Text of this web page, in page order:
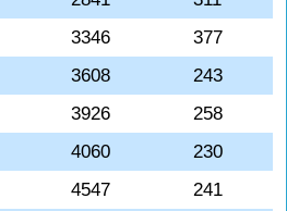
3346
377
3608
243
3926
258
4060
230
4547
241